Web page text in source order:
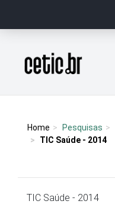
Página inicial
Home Pesquisas
TIC Saúde - 2014
TIC Saúde - 2014